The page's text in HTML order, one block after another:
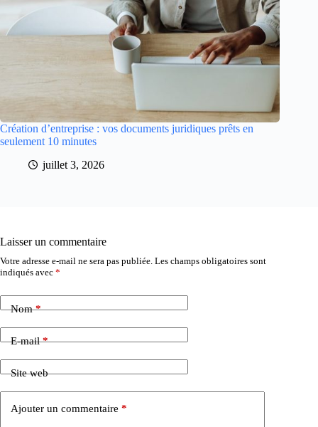
Création d’entreprise : vos documents juridiques prêts en
seulement 10 minutes
juillet 3, 2026
Laisser un commentaire
Votre adresse e-mail ne sera pas publiée. Les champs obligatoires sont
indiqués avec *
Nom*
E-mail*
Site web
Ajouter un commentaire *